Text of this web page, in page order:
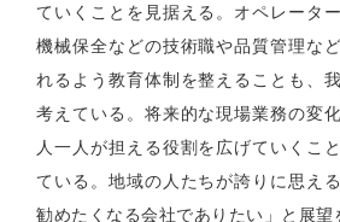
ていくことを見据える。オペレータ
機械保全などの技術職や品質管理な
れるよう教育体制を整えることも、
考えている。将来的な現場業務の変
人一人が担える役割を広げていくこ
ている。地域の人たちが誇りに思え
勧めたくなる会社でありたい」と展望